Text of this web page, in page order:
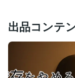
出品コンテ